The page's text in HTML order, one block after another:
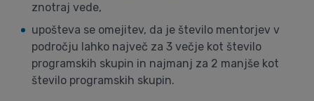
znotraj vede,
upošteva se omejitev, da je število mentorjev v
področju lahko največ za 3 večje kot število
programskih skupin in najmanj za 2 manjše kot
število programskih skupin.